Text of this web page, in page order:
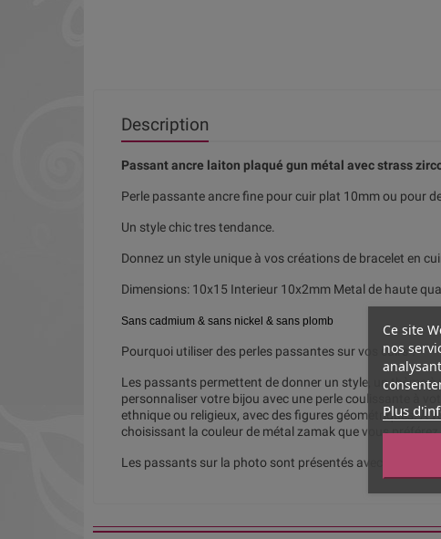
Description
Passant ancre laiton plaqué gun métal avec strass
Perle passante ancre fine pour cuir plat 10mm ou pour
Un style chic tres tendance.
Donnez un style unique à vos créations de bracelet en
Dimensions: 10x15 Interieur 10x2mm Metal de haute
Sans cadmium & sans nickel & sans plomb
Pourquoi utiliser des perles passantes sur vos cuirs ?
Les passants permettent de donner un style, un thème
personnaliser votre bijou avec une perle coulissante à
ethnique ou religieux, avec des figures géométriques. A
choisissant la couleur de métal zamak que vous préférez
Les passants sur la photo sont présentés avec un
Ce site
nos
Plus